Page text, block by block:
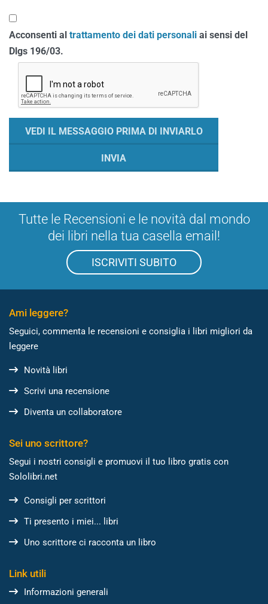
Acconsenti al trattamento dei dati personali ai sensi del
Dlgs 196/03.
Tutte le Recensioni e le novità dal mondo
dei libri nella tua casella email!
ISCRIVITI SUBITO
Ami leggere?
Seguici, commenta le recensioni e consiglia i libri migliori da
leggere
Novità libri
Scrivi una recensione
Diventa un collaboratore
Sei uno scrittore?
Segui i nostri consigli e promuovi il tuo libro gratis con
Sololibri.net
Consigli per scrittori
Ti presento i miei... libri
Uno scrittore ci racconta un libro
Link utili
Informazioni generali